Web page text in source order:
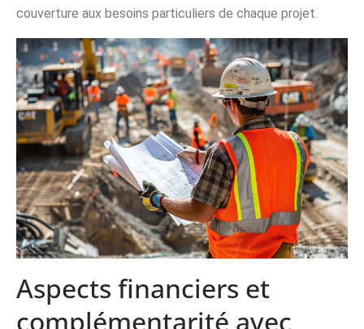
couverture aux besoins particuliers de chaque projet.
Aspects financiers et
complémentarité avec